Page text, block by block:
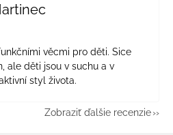
obchodu je 5 z 5 hviezdičiek.
věcmi pro děti. Sice
ale děti jsou v suchu a v
styl života.
Zobraziť ďalšie recenzie